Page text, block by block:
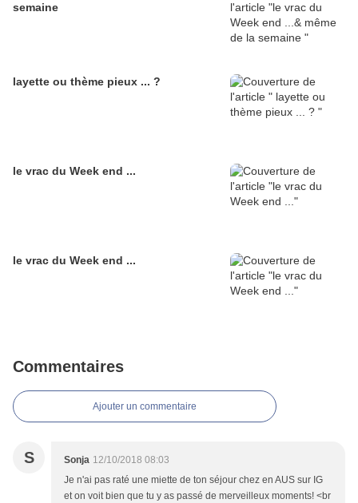
semaine
layette ou thème pieux ... ?
le vrac du Week end ...
le vrac du Week end ...
Commentaires
Ajouter un commentaire
S Sonja 12/10/2018 08:03
Je n'ai pas raté une miette de ton séjour chez en AUS sur IG
et on voit bien que tu y as passé de merveilleux moments! <br